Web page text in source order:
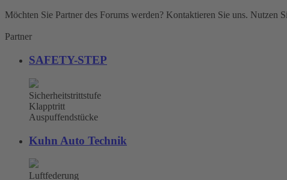
Möchten Sie Partner des Forums werden? Kontaktieren Sie uns. Nutzen
Partner
SAFETY-STEP
Sicherheitstrittstufe
Klapptritt
Auspuffendstücke
Kuhn Auto Technik
Luftfederung